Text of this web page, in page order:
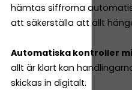
hämtas siffrorna
att säkerställa att allt
Automatiska kontroller
allt är klart kan
skickas in digitalt.